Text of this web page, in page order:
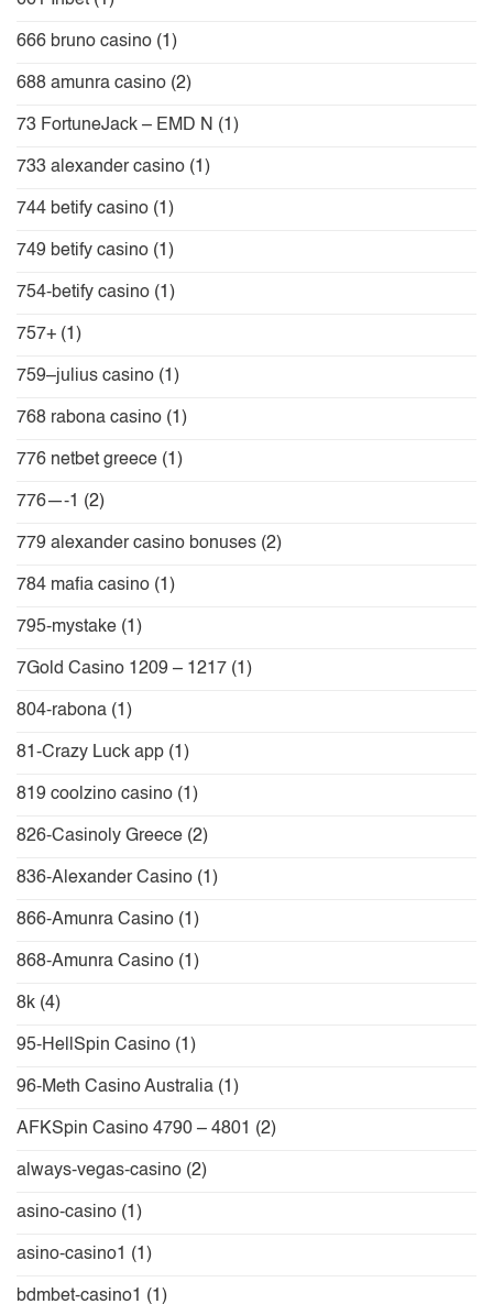
666 bruno casino (1)
688 amunra casino (2)
73 FortuneJack – EMD N (1)
733 alexander casino (1)
744 betify casino (1)
749 betify casino (1)
754-betify casino (1)
757+ (1)
759–julius casino (1)
768 rabona casino (1)
776 netbet greece (1)
776—-1 (2)
779 alexander casino bonuses (2)
784 mafia casino (1)
795-mystake (1)
7Gold Casino 1209 – 1217 (1)
804-rabona (1)
81-Crazy Luck app (1)
819 coolzino casino (1)
826-Casinoly Greece (2)
836-Alexander Casino (1)
866-Amunra Casino (1)
868-Amunra Casino (1)
8k (4)
95-HellSpin Casino (1)
96-Meth Casino Australia (1)
AFKSpin Casino 4790 – 4801 (2)
always-vegas-casino (2)
asino-casino (1)
asino-casino1 (1)
bdmbet-casino1 (1)